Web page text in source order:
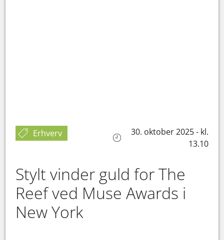
Erhverv
30. oktober 2025 - kl.
13.10
Stylt vinder guld for The
Reef ved Muse Awards i
New York